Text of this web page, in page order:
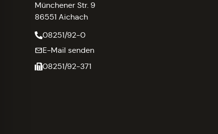
Münchener Str. 9
86551 Aichach
08251/92-0
E-Mail senden
08251/92-371